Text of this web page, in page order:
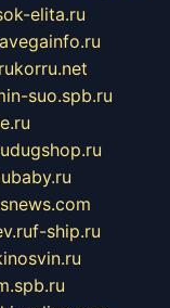
elita.ru
avegainfo.ru
korru.net
suo.spb.ru
dugshop.ru
f-ship.ru